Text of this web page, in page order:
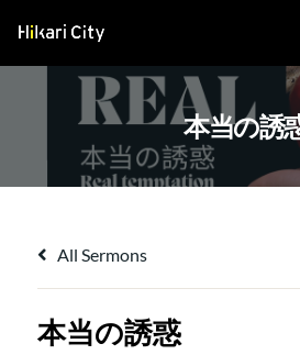
本当の誘
All Sermons
本当の誘惑